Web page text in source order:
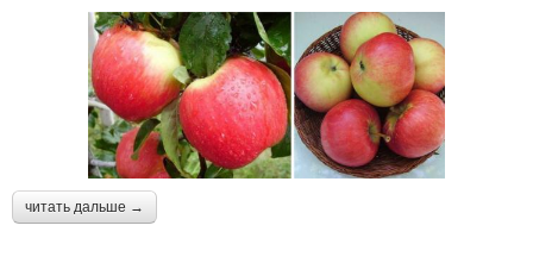
читать дальше →